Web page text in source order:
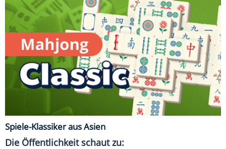
Spiele-Klassiker aus Asien
Die Öffentlichkeit schaut zu: